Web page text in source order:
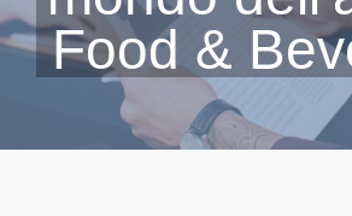
Food &